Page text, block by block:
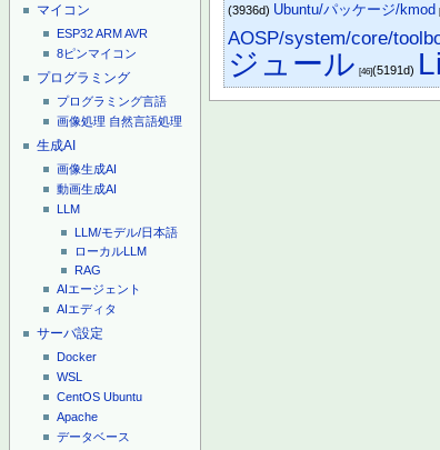
マイコン
ESP32ARMAVR
8ピンマイコン
プログラミング
プログラミング言語
画像処理 自然言語処理
生成AI
画像生成AI
動画生成AI
LLM
LLM/モデル/日本語
ローカルLLM
RAG
AIエージェント
AIエディタ
サーバ設定
Docker
WSL
CentOS Ubuntu
Apache
データベース
(3936d) Ubuntu/パッケージ/kmod
AOSP/system/core/
ジュール [46](5191d)